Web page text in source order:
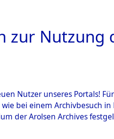
zur Nutzung
Nutzer unseres Portals!
bei einem Archivbesuch
der Arolsen Archives